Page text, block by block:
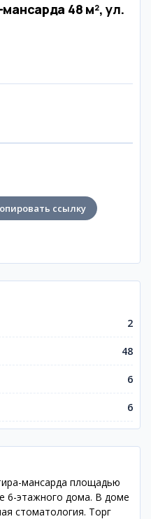
48 м², ул.
ссылку
2
48
6
6
мансарда площадью
6-этажного дома. В доме
стоматология. Торг